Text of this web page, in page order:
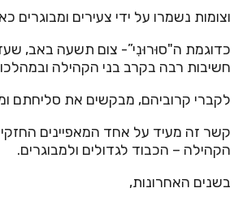
וצומות נשמרו על ידי צעירים ומבוגרים
כדוגמת ה"סוּרוּנִי”- צום תשעה באב,
חשיבות רבה בקרב בני הקהילה
לקברי קרוביהם, מבקשים את סליחתם
קשר זה מעיד על אחד המאפיינים
הקהילה – הכבוד לגדולים ולמבוגרים.
בשנים האחרונות,